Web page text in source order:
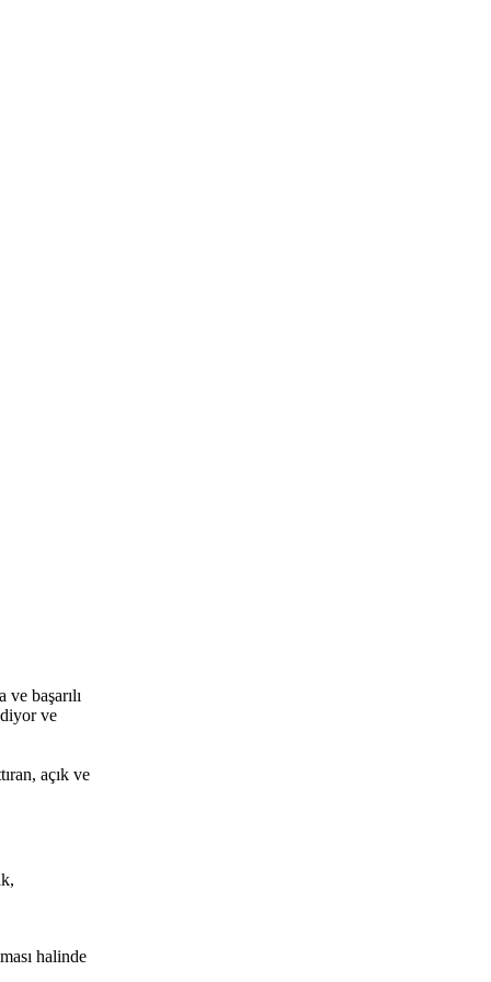
başarılı
ve
açık ve
halinde